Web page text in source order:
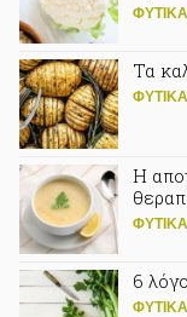
ΦΥΤΙΚA
Τα
ΦΥΤΙΚA
Η
ΦΥΤΙΚA
6
ΦΥΤΙΚA